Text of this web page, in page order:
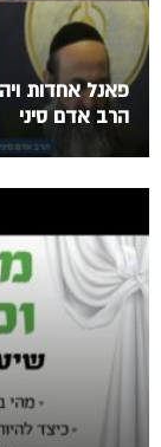
פאנל אחדות
הרב אדם סיני